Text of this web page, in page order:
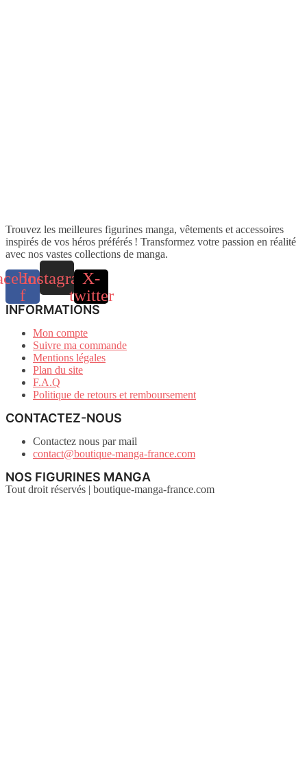
Trouvez les meilleures figurines manga, vêtements et accessoires
inspirés de vos héros préférés ! Transformez votre passion en réalité
avec nos vastes collections de manga.
f
InstagramX-
twitter
INFORMATIONS
Mon compte
Suivre ma commande
Mentions légales
Plan du site
F.A.Q
Politique de retours et remboursement
CONTACTEZ-NOUS
Contactez nous par mail
contact@boutique-manga-france.com
NOS FIGURINES MANGA
Tout droit réservés | boutique-manga-france.com